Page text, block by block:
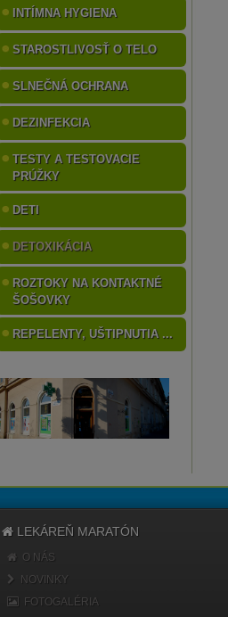
INTÍMNA HYGIENA
STAROSTLIVOSŤ O TELO
SLNEČNÁ OCHRANA
DEZINFEKCIA
TESTY A TESTOVACIE
PRÚŽKY
DETI
DETOXIKÁCIA
ROZTOKY NA KONTAKTNÉ
ŠOŠOVKY
REPELENTY, UŠTIPNUTIA ...
LEKÁREŇ MARATÓN
O NÁS
NOVINKY
FOTOGALÉRIA